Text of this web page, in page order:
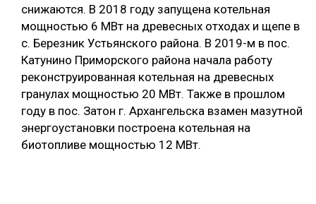
снижаются. В 2018 году запущена котельная
мощностью 6 МВт на древесных отходах и щепе в
с. Березник Устьянского района. В 2019-м в пос.
Катунино Приморского района начала работу
реконструированная котельная на древесных
гранулах мощностью 20 МВт. Также в прошлом
году в пос. Затон г. Архангельска взамен мазутной
энергоустановки построена котельная на
биотопливе мощностью 12 МВт.